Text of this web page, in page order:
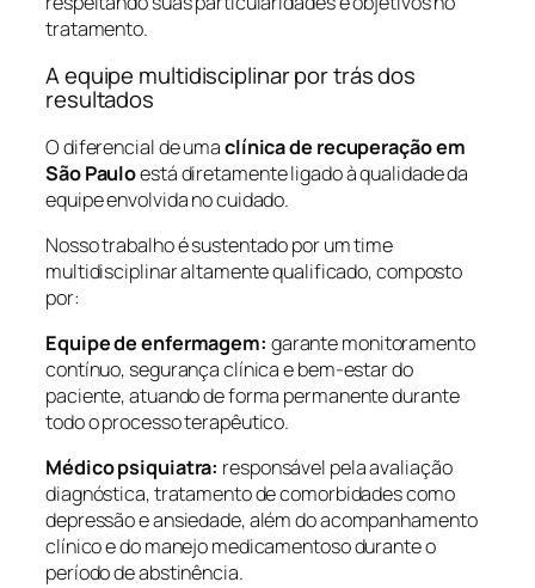
tratamento.
A equipe multidisciplinar por trás dos
resultados
O diferencial de umaclínica de recuperação em
São Pauloestá diretamente ligado à qualidade da
equipe envolvida no cuidado.
Nosso trabalho é sustentado por um time
multidisciplinar altamente qualificado, composto
por:
Equipe de enfermagem: garante monitoramento
contínuo, segurança clínica e bem-estar do
paciente, atuando de forma permanente durante
todo o processo terapêutico.
Médico psiquiatra: responsável pela avaliação
diagnóstica, tratamento de comorbidades como
depressão e ansiedade, além do acompanhamento
clínico e do manejo medicamentoso durante o
período de abstinência.